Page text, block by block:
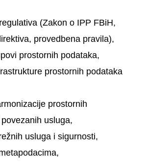
(Zakon o IPP FBiH,
provedbena pravila),
prostornih podataka,
prostornih podataka
prostornih
usluga,
usluga i sigurnosti,